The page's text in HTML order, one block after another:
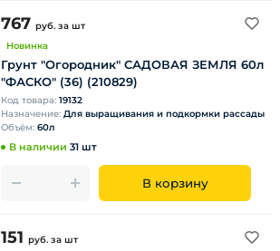
767 руб. за шт
Новинка
Грунт "Огородник" САДОВАЯ ЗЕМЛЯ 60л
"ФАСКО" (36) (210829)
Код товара: 19132
Назначение: Для выращивания и подкормки рассады
Объём: 60л
В наличии 31 шт
В корзину
151 руб. за шт